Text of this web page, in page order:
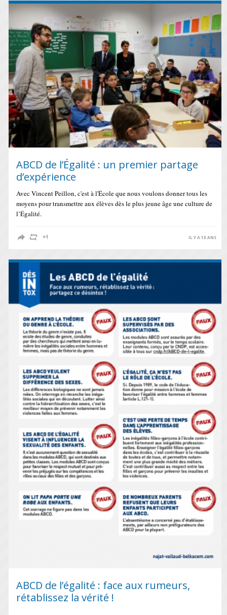
ABCD de l’Égalité : un premier partage
d’expérience
Avec Vincent Peillon, c'est à l'École que nous voulons donner tous les
moyens pour transmettre aux élèves dès le plus jeune âge une culture de
l’Égalité.
IL Y A 13 ANS
ABCD de l’égalité : face aux rumeurs,
rétablissez la vérité !